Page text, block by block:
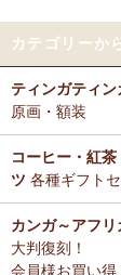
カテゴリーか
ティンガティン
原画・額装
コーヒー・紅
ツ 各種ギフト
カンガ～アフリ
大判復刻！
会員様お買い得